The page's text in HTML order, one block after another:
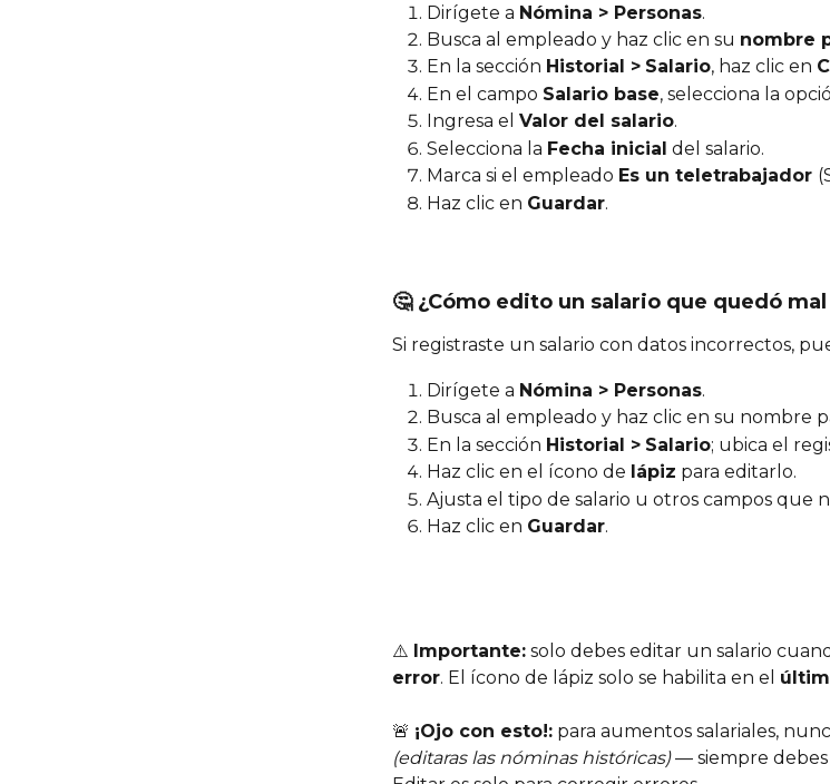
Dirígete a Nómina > Personas.
Busca al empleado y haz clic en su nombre
En la sección Historial > Salario, haz clic en
En el campo Salario base, selecciona la
Ingresa el Valor del salario.
Selecciona la Fecha inicial del salario.
Marca si el empleado Es un teletrabajador
Haz clic en Guardar.
🤔 ¿Cómo edito un salario que quedó
Si registraste un salario con datos incorrectos,
Dirígete a Nómina > Personas.
Busca al empleado y haz clic en su nombre
En la sección Historial > Salario; ubica el
Haz clic en el ícono de lápiz para editarlo.
Ajusta el tipo de salario u otros campos que
Haz clic en Guardar.
⚠️ Importante: solo debes editar un salario
error. El ícono de lápiz solo se habilita en el
🚨 ¡Ojo con esto!: para aumentos salariales,
(editaras las nóminas históricas) — siempre debes